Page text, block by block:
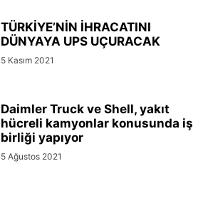
TÜRKİYE’NİN İHRACATINI
DÜNYAYA UPS UÇURACAK
5 Kasım 2021
Daimler Truck ve Shell, yakıt
hücreli kamyonlar konusunda iş
birliği yapıyor
5 Ağustos 2021